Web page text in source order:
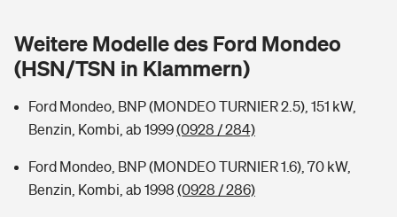
Wer versichert was: Jetzt Versicherer finden
Sie haben Fragen?
Musikinstrumentenversicherung
Zur Übersicht
Tools
Weitere Modelle des Ford Mondeo
(HSN/TSN in Klammern)
Ford Mondeo, BNP (MONDEO TURNIER 2.5), 151 kW,
Benzin, Kombi, ab 1999(0928 / 284)
Ford Mondeo, BNP (MONDEO TURNIER 1.6), 70 kW,
Benzin, Kombi, ab 1998 (0928 / 286)